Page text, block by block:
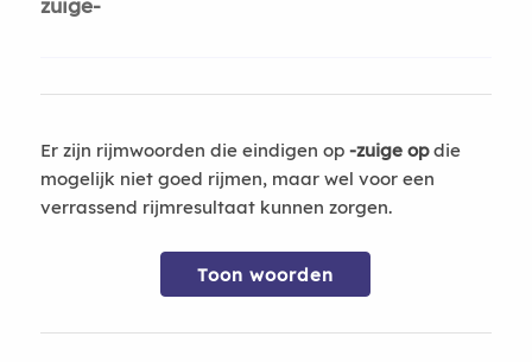
Er zijn rijmwoorden die eindigen op -zuige opdie
mogelijk niet goed rijmen, maar wel voor een
verrassend rijmresultaat kunnen zorgen.
Toon woorden